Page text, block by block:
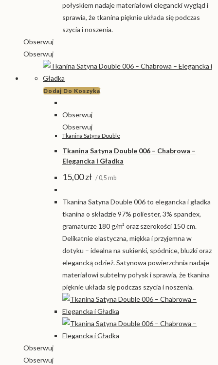
połyskiem nadaje materiałowi elegancki wygląd i
sprawia, że tkanina pięknie układa się podczas
szycia i noszenia.
Obserwuj
Obserwuj
Dodaj Do Koszyka
Obserwuj
Obserwuj
Tkanina Satyna Double
Tkanina Satyna Double 006 – Chabrowa –
Elegancka i Gładka
15,00zł / 0,5 mb
Tkanina Satyna Double 006 to elegancka i gładka
tkanina o składzie 97% poliester, 3% spandex,
gramaturze 180 g/m² oraz szerokości 150 cm.
Delikatnie elastyczna, miękka i przyjemna w
dotyku – idealna na sukienki, spódnice, bluzki oraz
elegancką odzież. Satynowa powierzchnia nadaje
materiałowi subtelny połysk i sprawia, że tkanina
pięknie układa się podczas szycia i noszenia.
Obserwuj
Obserwuj